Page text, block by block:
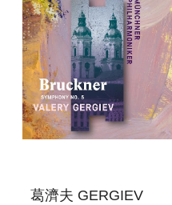
(BD)
葛濟夫 GERGIEV